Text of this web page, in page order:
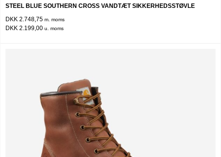
STEEL BLUE SOUTHERN CROSS VANDTÆT SIKKERHEDSSTØVLE
DKK 2.748,75 m. moms
DKK 2.199,00 u. moms